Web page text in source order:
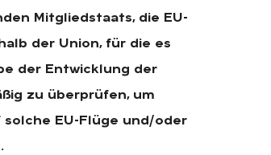
Mitgliedstaats, die EU-
der Union, für die es
der Entwicklung der
zu überprüfen, um
EU-Flüge und/oder